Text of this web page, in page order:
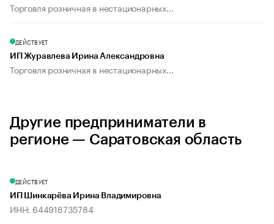
Торговля розничная в нестационарных...
ДЕЙСТВУЕТ
ИП Журавлева Ирина Александровна
Торговля розничная в нестационарных...
Другие предприниматели в
регионе — Саратовская область
ДЕЙСТВУЕТ
ИП Шинкарёва Ирина Владимировна
ИНН: 644918735784